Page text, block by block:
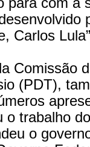
Carlos
Comissão
(PDT),
o trabalho
o